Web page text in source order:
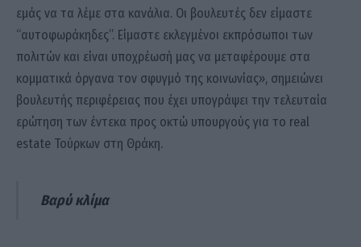
εμάς να τα λέμε στα κανάλια. Οι βουλευτές δεν είμαστε
“αυτοφωράκηδες”. Είμαστε εκλεγμένοι εκπρόσωποι των
πολιτών και είναι υποχρέωσή μας να μεταφέρουμε στα
κομματικά όργανα τον σφυγμό της κοινωνίας», σημειώνει
βουλευτής περιφέρειας που έχει υπογράψει την τελευταία
ερώτηση των έντεκα προς οκτώ υπουργούς για το real
estate Τούρκων στη Θράκη.
Βαρύ κλίμα